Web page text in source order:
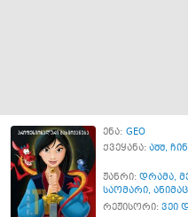
ენა: GEO
ქვეყანა: აშშ,
ჟანრი: დრამა,
საომარი,
რეჟისორი: ვეი